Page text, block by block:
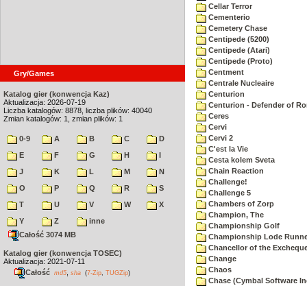
Gry/Games
Katalog gier (konwencja Kaz)
Aktualizacja: 2026-07-19
Liczba katalogów: 8878, liczba plików: 40040
Zmian katalogów: 1, zmian plików: 1
0-9 A B C
D
E
F G H
I
J
K L M
N
O
P Q R
S
T
U V W
X
Y
Z
inne
Całość 3074 MB
Katalog gier (konwencja TOSEC)
Aktualizacja: 2021-07-11
Całość md5 sha (7-Zip TUGZip)
Cellar Terror
Cementerio
Cemetery Chase
Centipede (5200)
Centipede (Atari)
Centipede (Proto)
Centment
Centrale Nucleaire
Centurion
Centurion - Defender of
Ceres
Cervi
Cervi 2
C'est la Vie
Cesta kolem Sveta
Chain Reaction
Challenge!
Challenge 5
Chambers of Zorp
Champion, The
Championship Golf
Championship Lode
Chancellor of the
Change
Chaos
Chase (Cymbal Software